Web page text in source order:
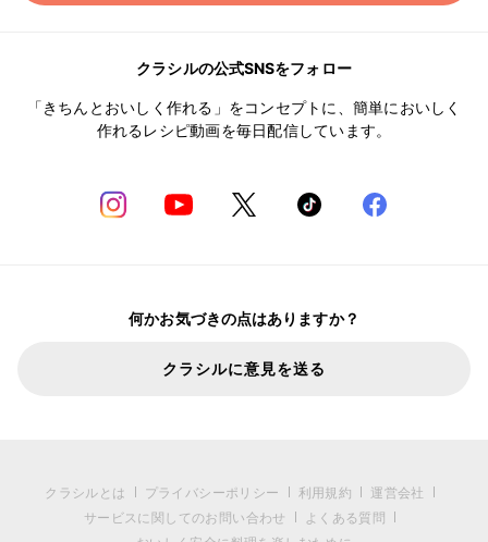
クラシルの公式SNSをフォロー
「きちんとおいしく作れる」をコンセプトに、簡単においしく
作れるレシピ動画を毎日配信しています。
何かお気づきの点はありますか？
クラシルに意見を送る
クラシルとは プライバシーポリシー 利用規約
運営会社
サービスに関してのお問い合わせ
よくある質問